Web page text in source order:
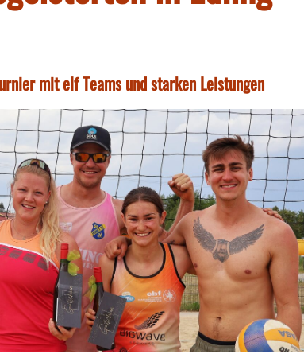
mit elf Teams und starken Leistungen